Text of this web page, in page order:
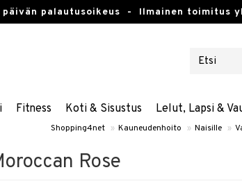
päivän palautusoikeus - Ilmainen toimitus
Fitness Koti & Sisustus Lelut, Lapsi &
Shopping4net » Kauneudenhoito » Naisille »
Rose